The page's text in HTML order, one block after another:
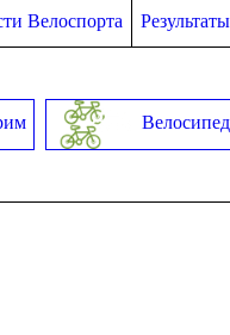
Велоспорта Результаты